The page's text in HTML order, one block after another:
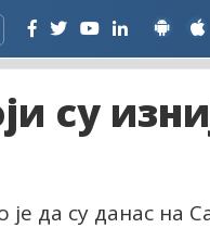
су
да су данас на